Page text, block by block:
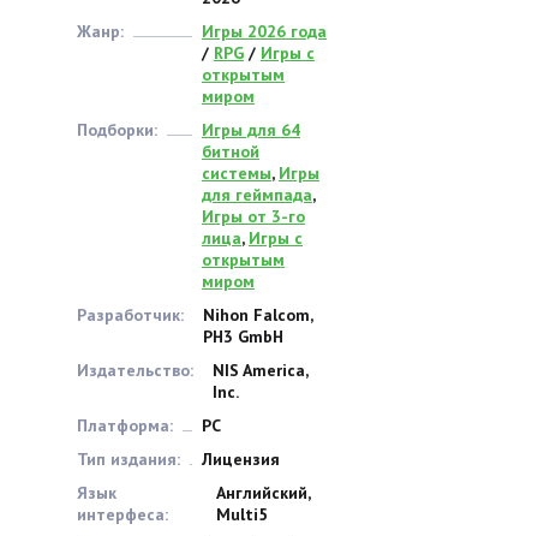
Жанр:
Игры 2026 года
/ RPG / Игры с
открытым
миром
Подборки:
Игры для 64
битной
системы, Игры
для геймпада,
Игры от 3-го
лица, Игры с
открытым
миром
Разработчик:
Nihon Falcom,
PH3 GmbH
Издательство:
NIS America,
Inc.
Платформа:
PC
Тип издания:
Лицензия
Язык
интерфеса:
Английский,
Multi5